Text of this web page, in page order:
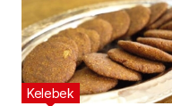
Kelebek